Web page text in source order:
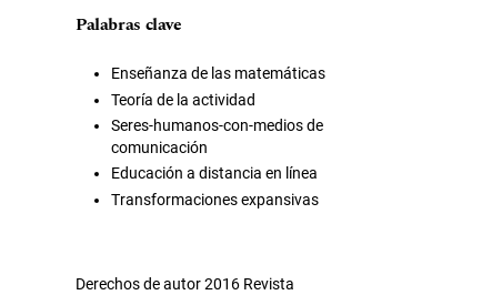
Palabras clave
Enseñanza de las matemáticas
Teoría de la actividad
Seres-humanos-con-medios de
comunicación
Educación a distancia en línea
Transformaciones expansivas
Derechos de autor 2016 Revista